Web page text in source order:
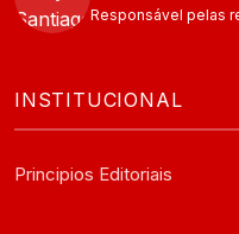
Responsável pelas
INSTITUCIONAL
Principios Editoriais